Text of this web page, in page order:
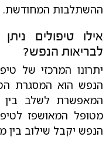
ההשתלבות המחודשת.
אילו טיפולים
לבריאות הנפש?
יתרונו המרכזי של
הנפש הוא המסגרת
המאפשרת לשלב בין
מטופל המאושפז
הנפש יקבל שילוב בין